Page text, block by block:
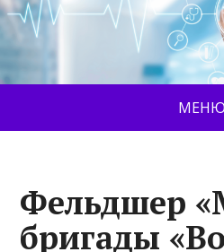
МЕНЮ
Фельдшер
бригады